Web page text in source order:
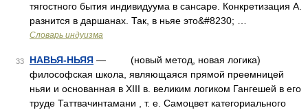
тягостного бытия индивидуума в сансаре. Конкретизация А.
разнится в даршанах. Так, в ньяе это&#8230; …
Словарь индуизма
33 НАВЬЯ-НЬЯЯ — (новый метод, новая логика)
философская школа, являющаяся прямой преемницей
ньяи и основанная в XIII в. великим логиком Гангешей в его
труде Таттвачинтамани , т. е. Самоцвет категориального